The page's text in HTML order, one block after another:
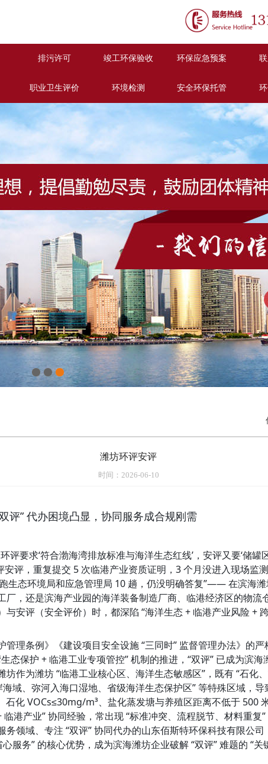
排污许可 竣工环保验收 环保应急预案
职业卫生评价 环境检测 安全环保托管
1 2 3
潍坊环评安评
时间：2026-06-10
评” 代办困境凸显，协同服务成合规刚需
评要求‘符合渤海湾排放标准与海洋生态红线’，安评又要‘储罐
安评，重复提交 5 次临港产业资质证明，3 个月没进入现场监
生态环境局和应急管理局 10 趟，仍没明确答复”—— 在滨海
厂，还是滨海产业园的海洋装备制造厂商、临港经济区的物流
安评（安全评价）时，都深陷 “海洋生态 + 临港产业风险 + 跨
管理条例》《建设项目安全设施 “三同时” 监督管理办法》的
态保护 + 临港工业专项管控” 机制的推进，“双评” 已成为滨
坊作为潍坊 “临港工业核心区、海洋生态敏感区”，既有 “石化
域、弥河入海口湿地、省级海洋生态保护区” 等特殊区域，
石化 VOCs≤30mg/m³、盐化蒸发塘与养殖区距离不低于 500
临港产业” 协同经验，常出现 “标准冲突、流程脱节、材料重复
领域、专注 “双评” 协同代办的山东佰斯特环保科技有限公司
服务” 的核心优势，成为滨海潍坊企业破解 “双评” 难题的 “关